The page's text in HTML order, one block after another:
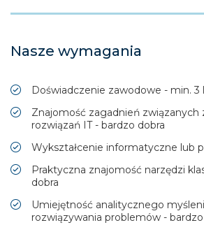
Nasze wymagania
Doświadczenie zawodowe - min. 3
Znajomość zagadnień
rozwiązań IT - bardzo dobra
Wykształcenie informatyczne lub
Praktyczna znajomość narzędzi
dobra
Umiejętność analitycznego
rozwiązywania problemów -